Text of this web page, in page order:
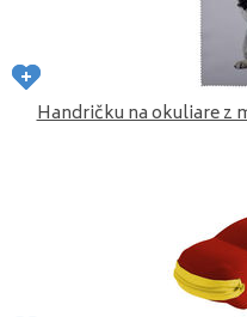
Handričku na okuliare z